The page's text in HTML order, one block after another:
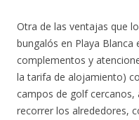
Otra de las ventajas que
bungalós en Playa Blanca
complementos y
la tarifa de alojamiento)
campos de golf cercanos,
recorrer los alrededores,